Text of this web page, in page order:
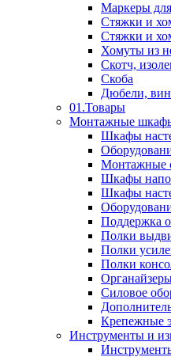
Маркеры
Стяжки и
Стяжки и
Хомуты из
Скотч,
Скоба
Дюбели,
01.Товары
Монтажные
Шкафы
Монтажные
Шкафы
Шкафы
Поддержка
Полки
Полки
Полки
Силовое
Крепежные
Инструменты и